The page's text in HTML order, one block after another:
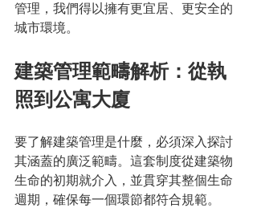
管理，我們得以擁有更宜居、更安全的
城市環境。
建築管理範疇解析：從執
照到公寓大廈
要了解建築管理是什麼，必須深入探討
其涵蓋的廣泛範疇。這套制度從建築物
生命的初期就介入，並貫穿其整個生命
週期，確保每一個環節都符合規範。